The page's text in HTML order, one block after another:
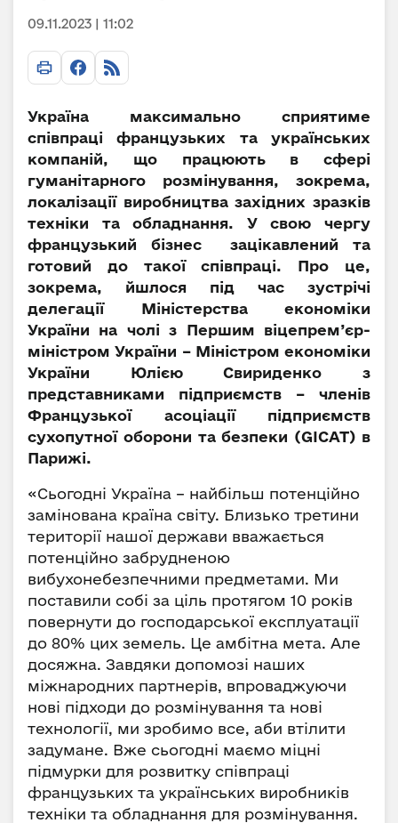
09.11.2023 | 11:02
Україна максимально сприятиме
співпраці французьких та українських
компаній, що працюють в сфері
гуманітарного розмінування, зокрема,
локалізації виробництва західних зразків
техніки та обладнання. У свою чергу
французький бізнес зацікавлений та
готовий до такої співпраці. Про це,
зокрема, йшлося під час зустрічі
делегації Міністерства економіки
України на чолі з Першим віцепрем’єр-
міністром України – Міністром економіки
України Юлією Свириденко з
представниками підприємств – членів
Французької асоціації підприємств
сухопутної оборони та безпеки (GICAT) в
Парижі.
«Сьогодні Україна – найбільш потенційно
замінована країна світу. Близько третини
території нашої держави вважається
потенційно забрудненою
вибухонебезпечними предметами. Ми
поставили собі за ціль протягом 10 років
повернути до господарської експлуатації
до 80% цих земель. Це амбітна мета. Але
досяжна. Завдяки допомозі наших
міжнародних партнерів, впроваджуючи
нові підходи до розмінування та нові
технології, ми зробимо все, аби втілити
задумане. Вже сьогодні маємо міцні
підмурки для розвитку співпраці
французьких та українських виробників
техніки та обладнання для розмінування.